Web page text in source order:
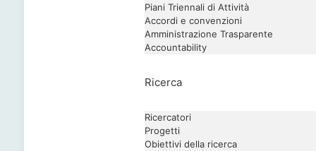
Piani Triennali di Attività
Accordi e convenzioni
Amministrazione Trasparente
Accountability
Ricerca
Ricercatori
Progetti
Obiettivi della ricerca